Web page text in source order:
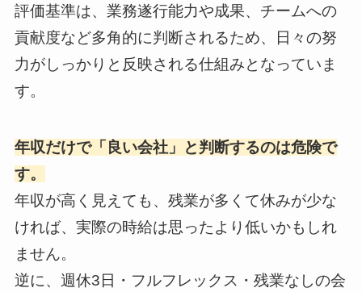
評価基準は、業務遂行能力や成果、チームへの
貢献度など多角的に判断されるため、日々の努
力がしっかりと反映される仕組みとなっていま
す。
年収だけで「良い会社」と判断するのは危険で
す。
年収が高く見えても、残業が多くて休みが少な
ければ、実際の時給は思ったより低いかもしれ
ません。
逆に、週休3日・フルフレックス・残業なしの会